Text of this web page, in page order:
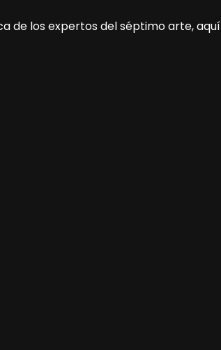
de los expertos del séptimo arte, aquí